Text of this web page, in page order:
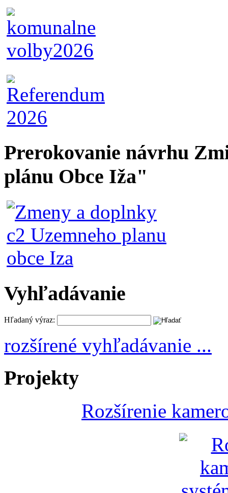
Prerokovanie návrhu
plánu Obce Iža"
Vyhľadávanie
Hľadaný výraz:
rozšírené vyhľadávanie ...
Projekty
Rozšírenie